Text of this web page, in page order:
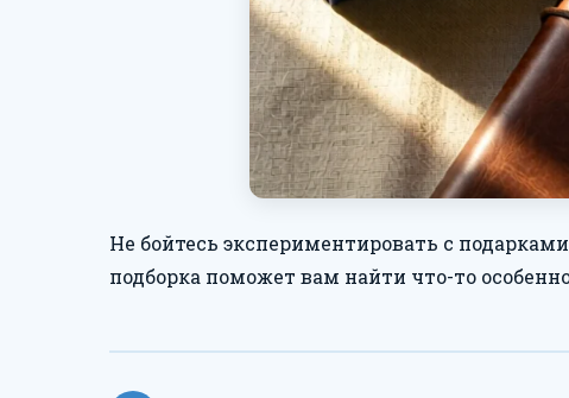
Не бойтесь экспериментировать с
подборка поможет вам найти что-то